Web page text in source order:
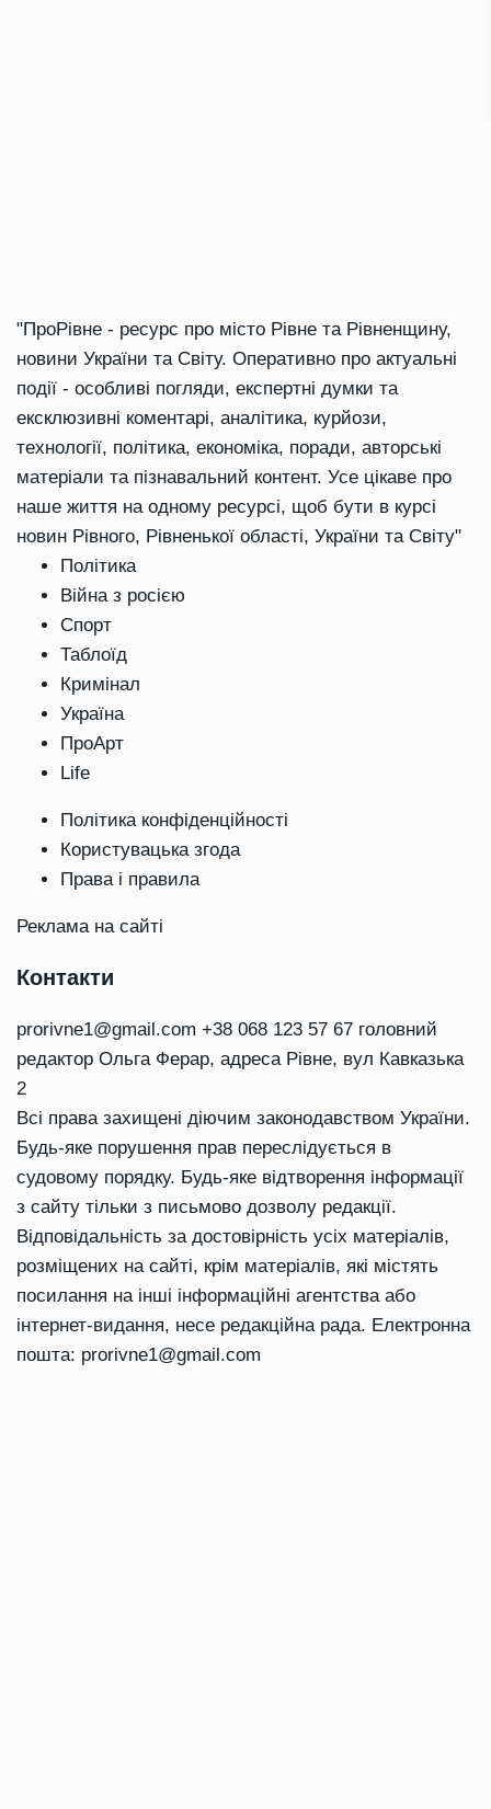
"ПроРівне - ресурс про місто Рівне та Рівненщину,
новини України та Світу. Оперативно про актуальні
події - особливі погляди, експертні думки та
ексклюзивні коментарі, аналітика, курйози,
технології, політика, економіка, поради, авторські
матеріали та пізнавальний контент. Усе цікаве про
наше життя на одному ресурсі, щоб бути в курсі
новин Рівного, Рівненької області, України та Світу"
Політика
Війна з росією
Спорт
Таблоїд
Кримінал
Україна
ПроАрт
Life
Політика конфіденційності
Користувацька згода
Права і правила
Реклама на сайті
Контакти
prorivne1@gmail.com +38 068 123 57 67 головний
редактор Ольга Ферар, адреса Рівне, вул Кавказька
2
Всі права захищені діючим законодавством України.
Будь-яке порушення прав переслідується в
судовому порядку. Будь-яке відтворення інформації
з сайту тільки з письмово дозволу редакції.
Відповідальність за достовірність усіх матеріалів,
розміщених на сайті, крім матеріалів, які містять
посилання на інші інформаційні агентства або
інтернет-видання, несе редакційна рада. Електронна
пошта: prorivne1@gmail.com